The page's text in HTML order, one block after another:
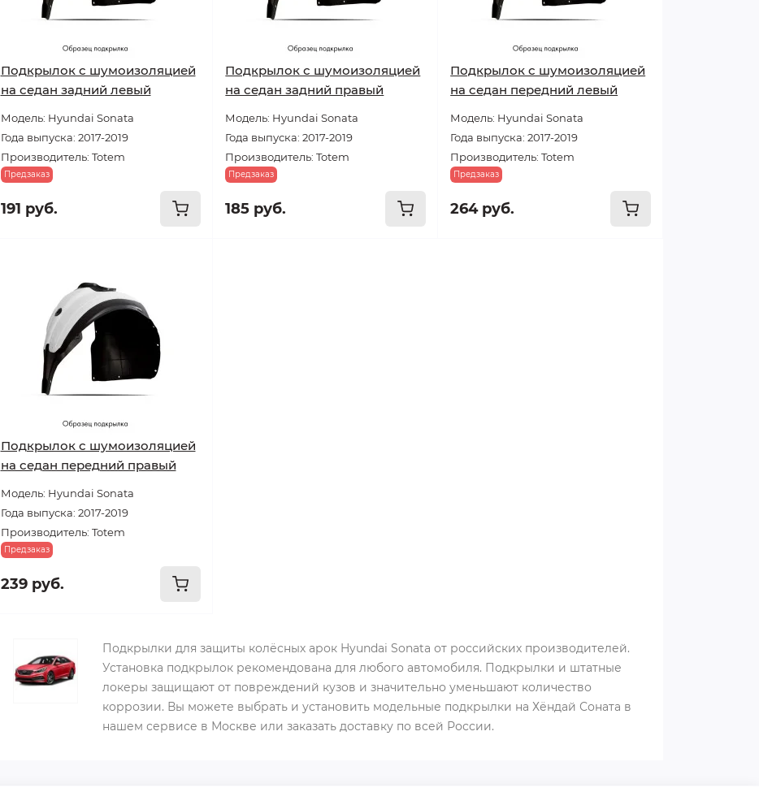
Подкрылок с шумоизоляцией
на седан задний левый
Модель: Hyundai Sonata
Года выпуска: 2017-2019
Производитель: Totem
Предзаказ
191 руб.
Подкрылок с шумоизоляцией
на седан задний правый
Модель: Hyundai Sonata
Года выпуска: 2017-2019
Производитель: Totem
Предзаказ
185 руб.
Подкрылок с шумоизоляцией
на седан передний левый
Модель: Hyundai Sonata
Года выпуска: 2017-2019
Производитель: Totem
Предзаказ
264 руб.
Подкрылок с шумоизоляцией
на седан передний правый
Модель: Hyundai Sonata
Года выпуска: 2017-2019
Производитель: Totem
Предзаказ
239 руб.
Подкрылки для защиты колёсных арок Hyundai Sonata от российских производителей.
Установка подкрылок рекомендована для любого автомобиля. Подкрылки и штатные
локеры защищают от повреждений кузов и значительно уменьшают количество
коррозии. Вы можете выбрать и установить модельные подкрылки на Хёндай Соната в
нашем сервисе в Москве или заказать доставку по всей России.